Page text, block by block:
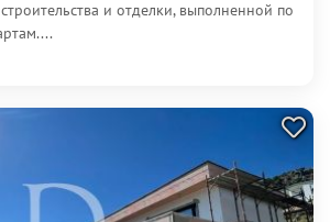
и отделки, выполненной по